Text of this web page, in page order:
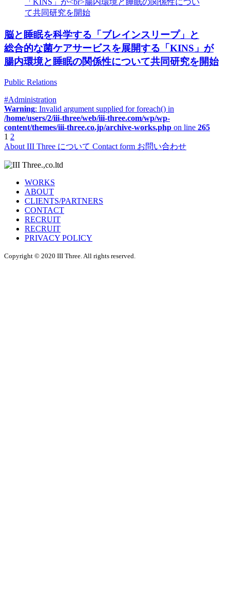
脳と睡眠を科学する「ブレインスリープ」と
総合的な菌ケアサービスを展開する「KINS」が
腸内環境と睡眠の関係性について共同研究を開始
Public Relations
#Administration
Warning: Invalid argument supplied for foreach() in
/home/users/2/iii-three/web/iii-three.com/wp/wp-
content/themes/iii-three.co.jp/archive-works.php on line 265
投
の
り
1 2
About III Three について Contact form お問い合わせ
WORKS
ABOUT
CLIENTS/PARTNERS
CONTACT
RECRUIT
RECRUIT
PRIVACY POLICY
Copyright © 2020 III Three. All rights reserved.